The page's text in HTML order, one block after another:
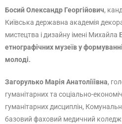
Босий Олександр Георгійович,
Київська державна академія
мистецтва і дизайну імені Михайла
етнографічних музеїв у
молоді.
Загорулько Марія Анатоліїівна,
гуманітарних та соціально-
гуманітарних дисциплін,
базовий фаховий медичний коледж»